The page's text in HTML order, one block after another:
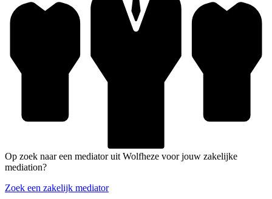
Op zoek naar een mediator uit Wolfheze voor jouw zakelijke
mediation?
Zoek een zakelijk mediator